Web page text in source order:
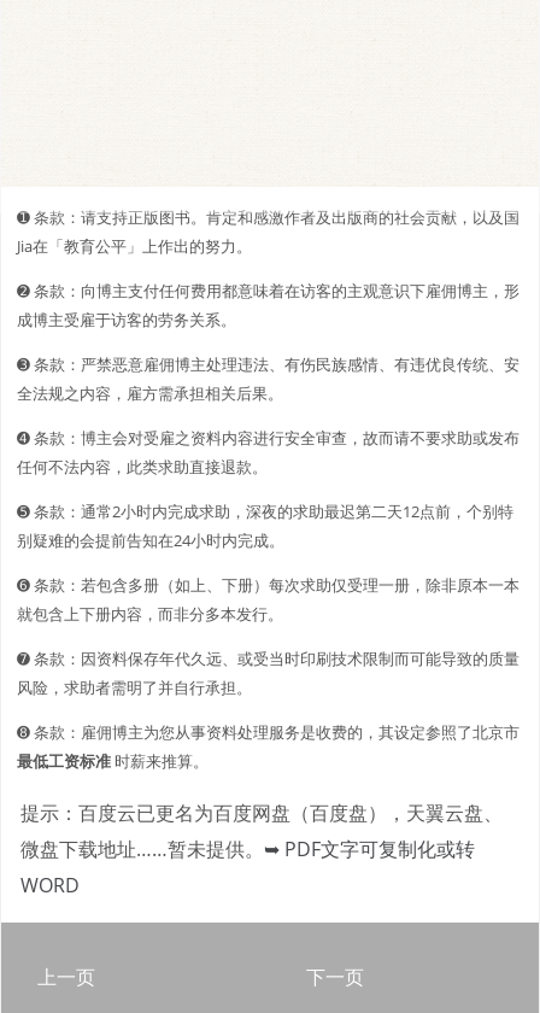
➊️ 条款：请支持正版图书。肯定和感激作者及出版商的社会贡献，以及国
Jia在「教育公平」上作出的努力。
➋️️ 条款：向博主支付任何费用都意味着在访客的主观意识下雇佣博主，形
成博主受雇于访客的劳务关系。
➌ 条款：严禁恶意雇佣博主处理违法、有伤民族感情、有违优良传统、安
全法规之内容，雇方需承担相关后果。
➍ 条款：博主会对受雇之资料内容进行安全审查，故而请不要求助或发布
任何不法内容，此类求助直接退款。
➎ 条款：通常2小时内完成求助，深夜的求助最迟第二天12点前，个别特
别疑难的会提前告知在24小时内完成。
➏ 条款：若包含多册（如上、下册）每次求助仅受理一册，除非原本一本
就包含上下册内容，而非分多本发行。
➐ 条款：因资料保存年代久远、或受当时印刷技术限制而可能导致的质量
风险，求助者需明了并自行承担。
➑ 条款：雇佣博主为您从事资料处理服务是收费的，其设定参照了北京市
最低工资标准时薪来推算。
提示：百度云已更名为百度网盘（百度盘），天翼云盘、
微盘下载地址……暂未提供。 ➥ PDF文字可复制化或转
WORD
上一页
下一页